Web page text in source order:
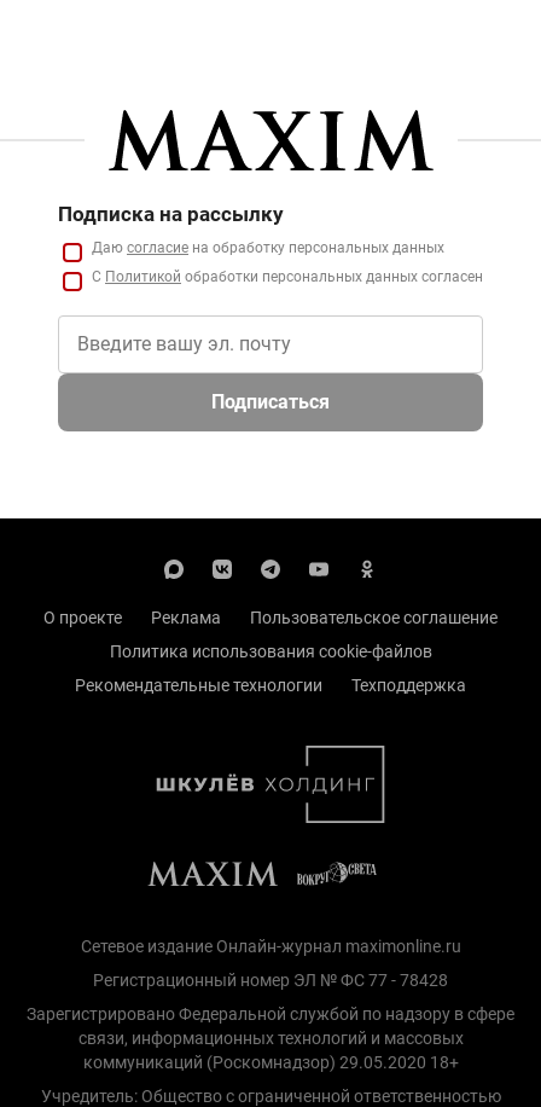
Подписка на рассылку
Даю согласие на обработку персональных данных
С Политикой обработки персональных данных согласен
Подписаться
О проекте Реклама
Пользовательское соглашение
Политика использования cookie-файлов
Рекомендательные технологии
Техподдержка
Сетевое издание Онлайн-журнал maximonline.ru
Регистрационный номер ЭЛ № ФС 77 - 78428
Зарегистрировано Федеральной службой по надзору в сфере
связи, информационных технологий и массовых
коммуникаций (Роскомнадзор) 29.05.2020 18+
Учредитель: Общество с ограниченной ответственностью